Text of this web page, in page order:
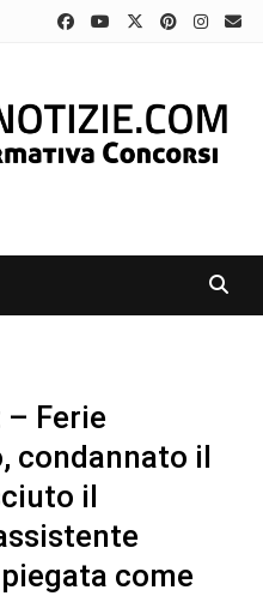
Ferie
condannato il
il
come